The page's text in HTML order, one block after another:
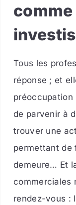
Tous les
réponse ; et
préoccupation
de parvenir à
trouver une
permettant de
demeure… Et
commerciales
rendez-vous :